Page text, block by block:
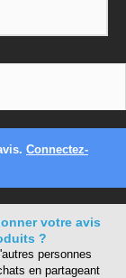
Connectez-
votre avis
?
personnes
en partageant